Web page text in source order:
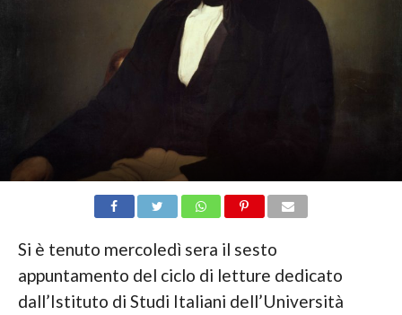
Si è tenuto mercoledì sera il sesto
appuntamento del ciclo di letture dedicato
dall’Istituto di Studi Italiani dell’Università